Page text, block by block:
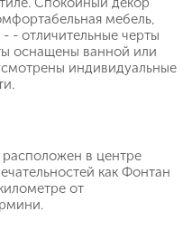
мебель,
- отличительные черты
оснащены ванной или
индивидуальные
в центре
как Фонтан
от